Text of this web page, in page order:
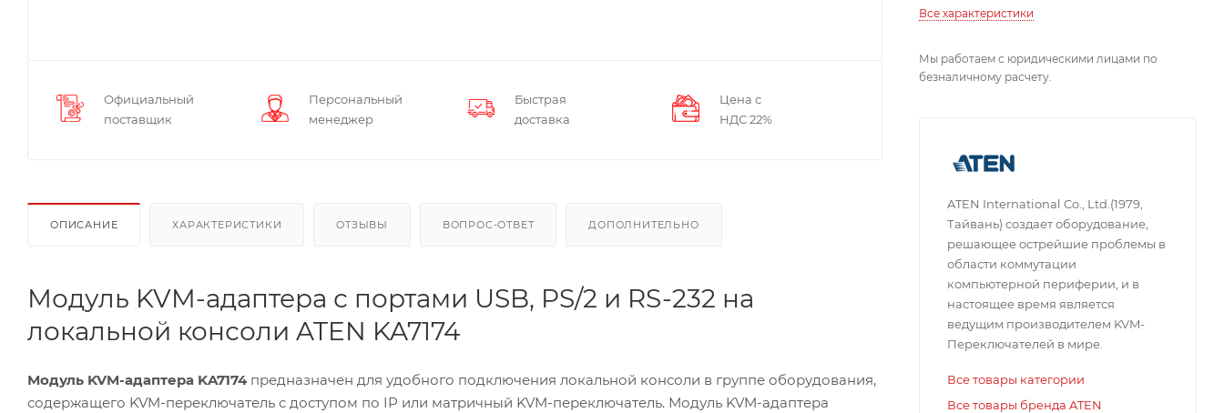
Официальный
поставщик
Персональный
менеджер
Быстрая
доставка
Цена с
НДС 22%
ОПИСАНИЕ ХАРАКТЕРИСТИКИ ОТЗЫВЫ ВОПРОС-ОТВЕТ ДОПОЛНИТЕЛЬНО
Модуль KVM-адаптера с портами USB, PS/2 и RS-232 на
локальной консоли ATEN KA7174
Модуль KVM-адаптера KA7174предназначен для удобного подключения локальной консоли в группе оборудования,
содержащего KVM-переключатель с доступом по IP или матричный KVM-переключатель. Модуль KVM-адаптера
Все характеристики
Мы работаем с юридическими лицами по
безналичному расчету.
ATEN International Co., Ltd.(1979,
Тайвань) создает оборудование,
решающее острейшие проблемы в
области коммутации
компьютерной периферии, и в
настоящее время является
ведущим производителем KVM-
Переключателей в мире.
Все товары категории
Все товары бренда ATEN